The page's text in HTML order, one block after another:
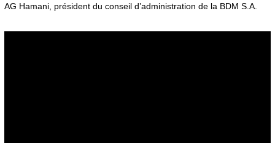
AG Hamani, président du conseil d’administration de la BDM S.A.